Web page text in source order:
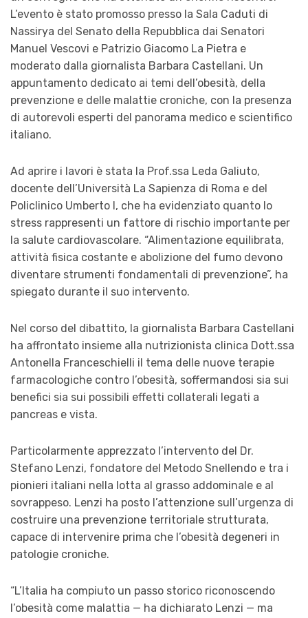
L’evento è stato promosso presso la Sala Caduti di
Nassirya del Senato della Repubblica dai Senatori
Manuel Vescovi e Patrizio Giacomo La Pietra e
moderato dalla giornalista Barbara Castellani. Un
appuntamento dedicato ai temi dell’obesità, della
prevenzione e delle malattie croniche, con la presenza
di autorevoli esperti del panorama medico e scientifico
italiano.
Ad aprire i lavori è stata la Prof.ssa Leda Galiuto,
docente dell’Università La Sapienza di Roma e del
Policlinico Umberto I, che ha evidenziato quanto lo
stress rappresenti un fattore di rischio importante per
la salute cardiovascolare. “Alimentazione equilibrata,
attività fisica costante e abolizione del fumo devono
diventare strumenti fondamentali di prevenzione”, ha
spiegato durante il suo intervento.
Nel corso del dibattito, la giornalista Barbara Castellani
ha affrontato insieme alla nutrizionista clinica Dott.ssa
Antonella Franceschielli il tema delle nuove terapie
farmacologiche contro l’obesità, soffermandosi sia sui
benefici sia sui possibili effetti collaterali legati a
pancreas e vista.
Particolarmente apprezzato l’intervento del Dr.
Stefano Lenzi, fondatore del Metodo Snellendo e tra i
pionieri italiani nella lotta al grasso addominale e al
sovrappeso. Lenzi ha posto l’attenzione sull’urgenza di
costruire una prevenzione territoriale strutturata,
capace di intervenire prima che l’obesità degeneri in
patologie croniche.
“L’Italia ha compiuto un passo storico riconoscendo
l’obesità come malattia — ha dichiarato Lenzi — ma